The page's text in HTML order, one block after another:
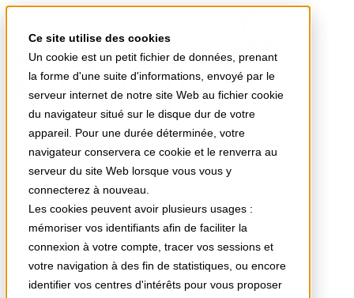
Ce site utilise des cookies
Un cookie est un petit fichier de données, prenant
la forme d'une suite d'informations, envoyé par le
serveur internet de notre site Web au fichier cookie
du navigateur situé sur le disque dur de votre
appareil. Pour une durée déterminée, votre
navigateur conservera ce cookie et le renverra au
serveur du site Web lorsque vous vous y
connecterez à nouveau.
Les cookies peuvent avoir plusieurs usages :
mémoriser vos identifiants afin de faciliter la
connexion à votre compte, tracer vos sessions et
votre navigation à des fin de statistiques, ou encore
identifier vos centres d'intérêts pour vous proposer
Votre univers Stellair
Vos besoins
Actualités
A propos
Support
Stellair Médecin
Stellair Infirmier
Stellair Hôpital public
Stellair Clinique
Stellair Officine